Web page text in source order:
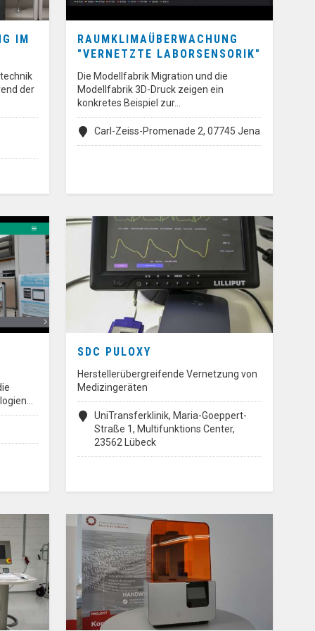
IM
der
RAUMKLIMAÜBERWACHUNG
"VERNETZTE LABORSENSORIK"
Die Modellfabrik Migration und die
Modellfabrik 3D-Druck zeigen ein
konkretes Beispiel zur…
Carl-Zeiss-Promenade 2, 07745 Jena
SDC PULOXY
Herstellerübergreifende Vernetzung von
Medizingeräten
UniTransferklinik, Maria-Goeppert-
Straße 1, Multifunktions Center,
23562 Lübeck